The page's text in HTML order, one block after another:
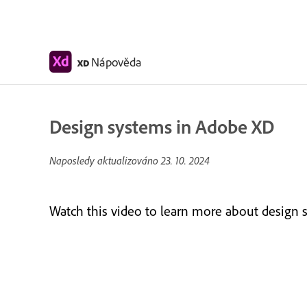
XD Nápověda
Design systems in Adobe XD
Naposledy aktualizováno23. 10. 2024
Watch this video to learn more about design